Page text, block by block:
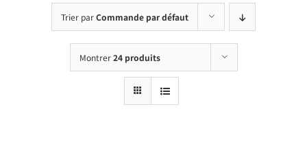
Trier parCommande par défaut
Montrer24 produits